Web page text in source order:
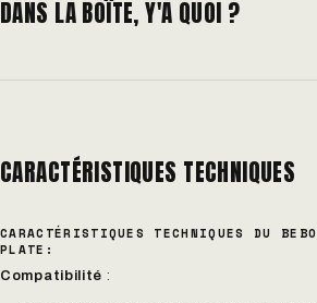
DANS LA BOÎTE, Y'A QUOI ?
CARACTÉRISTIQUES TECHNIQUES
CARACTÉRISTIQUES TECHNIQUES DU
PLATE:
Compatibilité :